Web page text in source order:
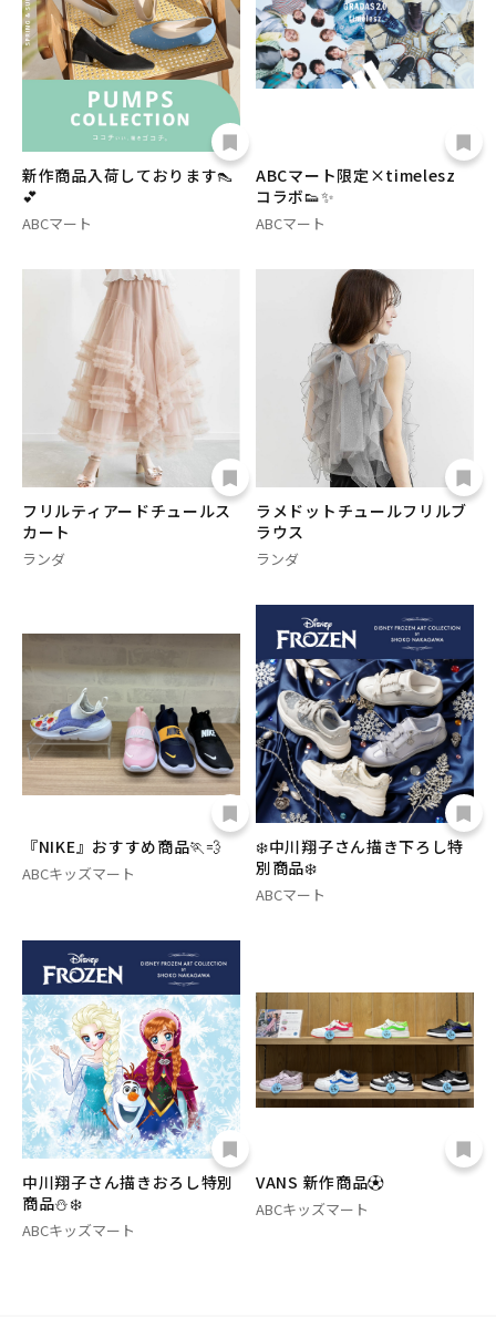
新作商品入荷しております👠
💕
ABCマート
ABCマート限定×timelesz
コラボ👟✨
ABCマート
フリルティアードチュールス
カート
ランダ
ラメドットチュールフリルブ
ラウス
ランダ
『NIKE』おすすめ商品🏃‪💨
ABCキッズマート
❄️中川翔子さん描き下ろし特
別商品❄️
ABCマート
中川翔子さん描きおろし特別
商品⛄️❄️
ABCキッズマート
VANS 新作商品⚽️
ABCキッズマート